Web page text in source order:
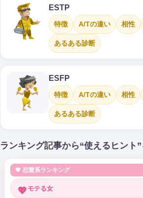
ESTP
特徴 A/Tの違い 相性
あるある診断
ESFP
特徴 A/Tの違い 相性
あるある診断
ランキング記事から“使えるヒント”
💗 恋愛系ランキング
💖 モテる女